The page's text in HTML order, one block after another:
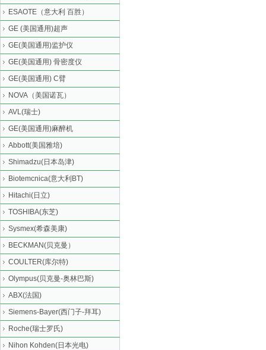
ESAOTE（意大利 百胜）
GE (美国通用)超声
GE(美国通用)监护仪
GE(美国通用) 骨密度仪
GE(美国通用) C臂
NOVA（美国诺瓦）
AVL(瑞士)
GE(美国通用)麻醉机
Abbott(美国雅培)
Shimadzu(日本岛津)
Biotemcnica(意大利BT)
Hitachi(日立)
TOSHIBA(东芝)
Sysmex(希森美康)
BECKMAN(贝克曼）
COULTER(库尔特)
Olympus(贝克曼-奥林巴斯)
ABX(法国)
Siemens-Bayer(西门子-拜耳)
Roche(瑞士罗氏)
Nihon Kohden(日本光电)